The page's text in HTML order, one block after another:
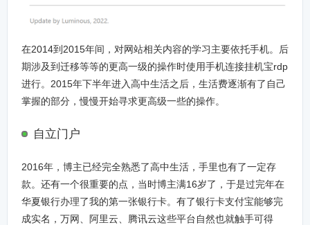
在2014到2015年间，对网站相关内容的学习主要依托手机。后
期涉及到迁移等等的更高一级的操作时使用手机连接挂机宝rdp
进行。2015年下半年进入高中生活之后，生活费逐渐有了自己
掌握的部分，慢慢开始寻求更高级一些的操作。
自立门户
2016年，博主已经完全熟悉了高中生活，手里也有了一定存
款。还有一个很重要的点，当时博主满16岁了，于是过完年在
华夏银行办理了我的第一张银行卡。有了银行卡支付宝能够完
成实名，万网、阿里云、腾讯云这些平台自然也就触手可得